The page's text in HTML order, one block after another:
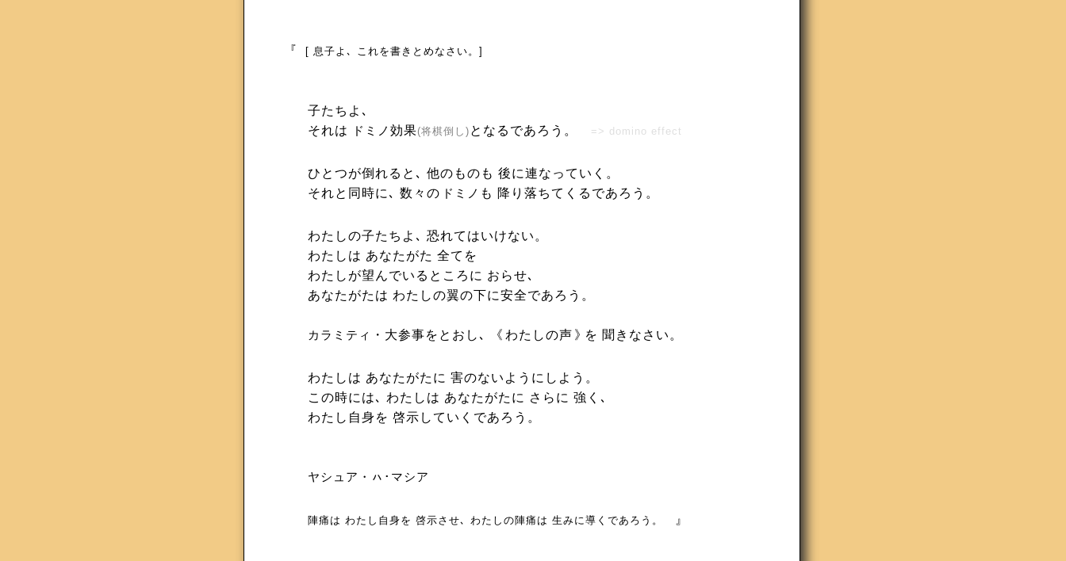
『 [ 息子よ､ これを書きとめなさい。]
子たちよ､
それは
ドミノ 効果(将棋倒し) となるであろう。 => domino effect
ひとつが倒れると､ 他のものも 後に連なっていく。
それと同時に､ 数々の ドミノ も 降り落ちてくるであろう。
わたしの子たちよ､ 恐れてはいけない。
わたしは あなたがた 全てを
わたしが望んでいるところに おらせ､
あなたがたは わたしの翼の下に安全であろう。
カラミティ ・大参事をとおし､ 《 わたしの声 》を 聞きなさい。
わたしは あなたがたに 害のないようにしよう。
この時には､ わたしは あなたがたに さらに 強く､
わたし自身を 啓示していくであろう。
ヤシュア・ㇵ･マシア
陣痛は わたし自身を 啓示させ､ わたしの陣痛は 生みに導くであろう。 』